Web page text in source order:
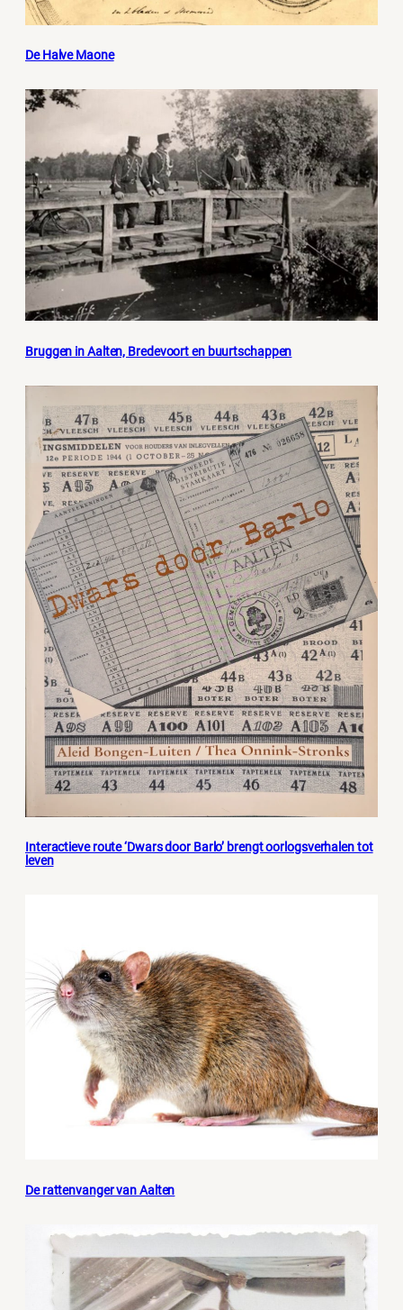
De Halve Maone
Bruggen in Aalten, Bredevoort en buurtschappen
Interactieve route ‘Dwars door Barlo’ brengt oorlogsverhalen tot
leven
De rattenvanger van Aalten